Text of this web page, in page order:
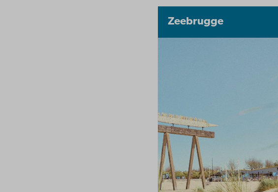
Zeebrugge